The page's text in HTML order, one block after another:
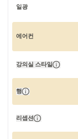
일광
에어컨
강의실 스타일
행
리셉션